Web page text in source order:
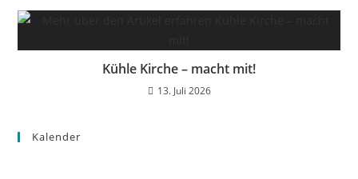
Kühle Kirche – macht mit!
13. Juli 2026
Kalender